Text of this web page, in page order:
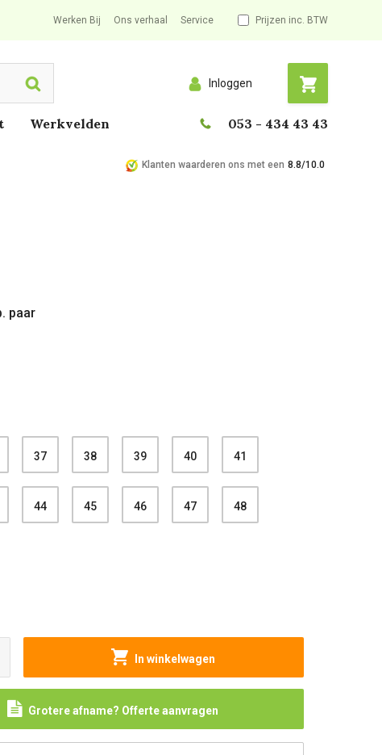
Werken Bij Ons verhaal Service Prijzen inc. BTW
Search Inloggen
Werkvelden 053 - 434 43 43
Klanten waarderen ons met een 8.8/10.0
paar
37 38 39 40 41
44 45 46 47 48
In winkelwagen
Grotere afname? Offerte aanvragen